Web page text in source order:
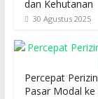
dan Kehutanan
30 Agustus 2025
Percepat
Pasar Modal ke